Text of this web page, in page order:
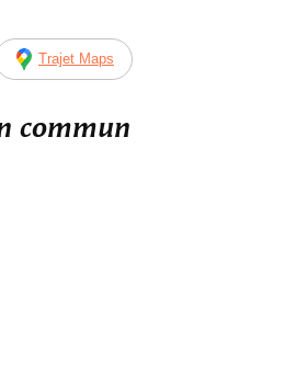
Trajet Maps
commun